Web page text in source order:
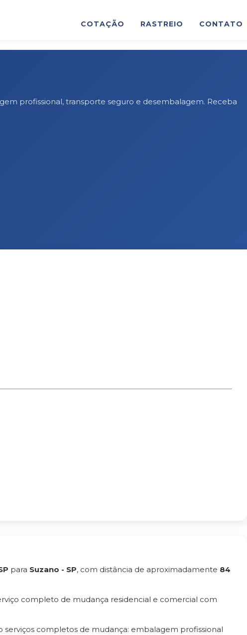
COTAÇÃO RASTREIO CONTATO
profissional, transporte seguro e desembalagem. Receba
para Suzano - SP, com distância de aproximadamente 84
completo de mudança residencial e comercial com
serviços completos de mudança: embalagem profissional